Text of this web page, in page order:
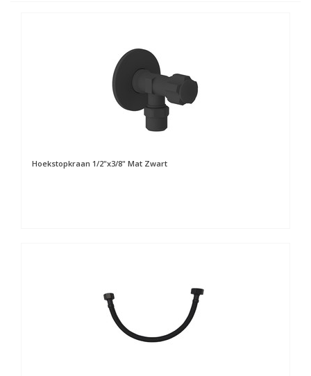
Hoekstopkraan 1/2"x3/8" Mat Zwart